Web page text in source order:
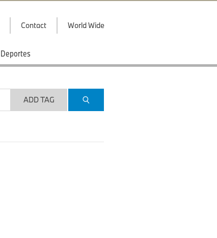
Contact World Wide
Deportes
ADD TAG